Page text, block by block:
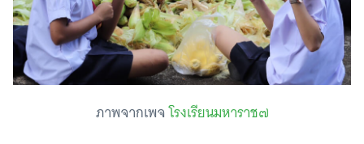
ภาพจากเพจโรงเรียนมหาราช๗